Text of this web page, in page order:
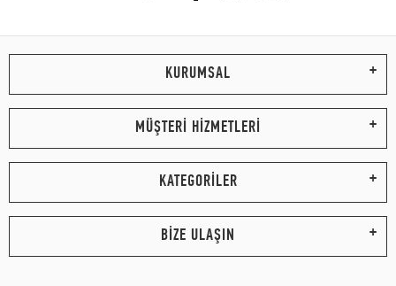
KURUMSAL
MÜŞTERİ HİZMETLERİ
KATEGORİLER
BİZE ULAŞIN